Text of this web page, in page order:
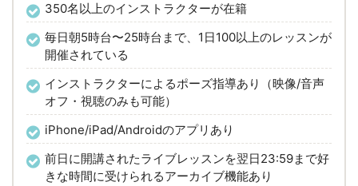
350名以上のインストラクターが在籍
毎日朝5時台〜25時台まで、1日100以上のレッスンが
開催されている
インストラクターによるポーズ指導あり（映像/音声
オフ・視聴のみも可能）
iPhone/iPad/Androidのアプリあり
前日に開講されたライブレッスンを翌日23:59まで好
きな時間に受けられるアーカイブ機能あり